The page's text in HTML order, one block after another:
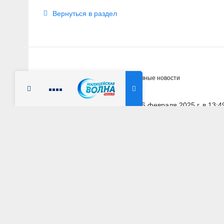
Вернуться в раздел
Новости Оперативные новости
6 февраля 2025 г. в
Радио Милицейская волна